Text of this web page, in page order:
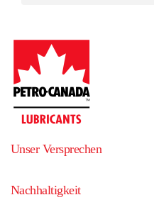
Unser Versprechen
Nachhaltigkeit